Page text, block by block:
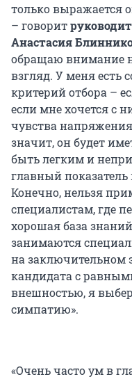
только выражается
– говорит
Анастасия
обращаю внимание
взгляд. У меня есть
критерий отбора –
если мне хочется с
чувства
значит, он будет
быть легким и
главный
Конечно, нельзя
специалистам, где
хорошая база
занимаются
на заключительном
кандидата с
внешностью, я
симпатию».
«Очень часто ум в